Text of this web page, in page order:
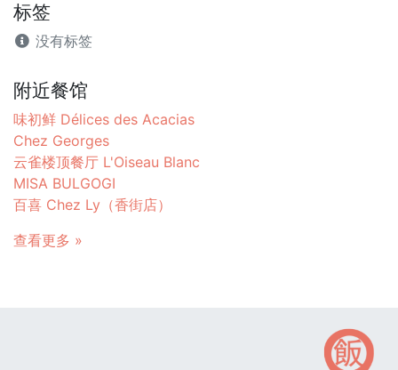
标签
没有标签
附近餐馆
味初鲜 Délices des Acacias
Chez Georges
云雀楼顶餐厅 L'Oiseau Blanc
MISA BULGOGI
百喜 Chez Ly（香街店）
查看更多 »